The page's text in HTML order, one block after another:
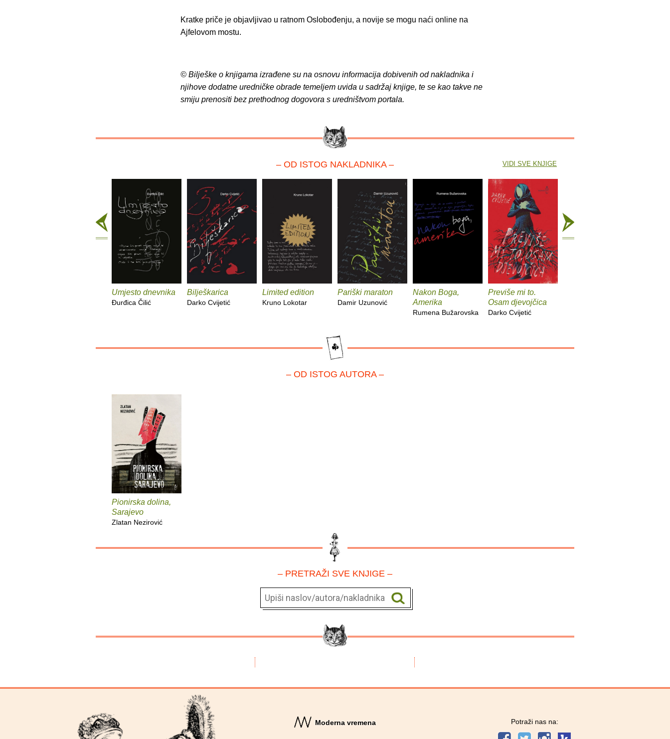
Kratke priče je objavljivao u ratnom Oslobođenju, a novije se mogu naći online na
Ajfelovom mostu.
© Bilješke o knjigama izrađene su na osnovu informacija dobivenih od nakladnika i
njihove dodatne uredničke obrade temeljem uvida u sadržaj knjige, te se kao takve ne
smiju prenositi bez prethodnog dogovora s uredništvom portala.
– OD ISTOG NAKLADNIKA –
Umjesto dnevnika
Đurđica Čilić
Bilješkarica
Darko Cvijetić
Limited edition
Kruno Lokotar
Pariški maraton
Damir Uzunović
Nakon Boga,
Amerika
Rumena Bužarovska
Previše mi to.
Osam djevojčica
Darko Cvijetić
VIDI SVE KNJIGE
– OD ISTOG AUTORA –
Pionirska dolina,
Sarajevo
Zlatan Nezirović
– PRETRAŽI SVE KNJIGE –
Moderna vremena Potraži nas na: